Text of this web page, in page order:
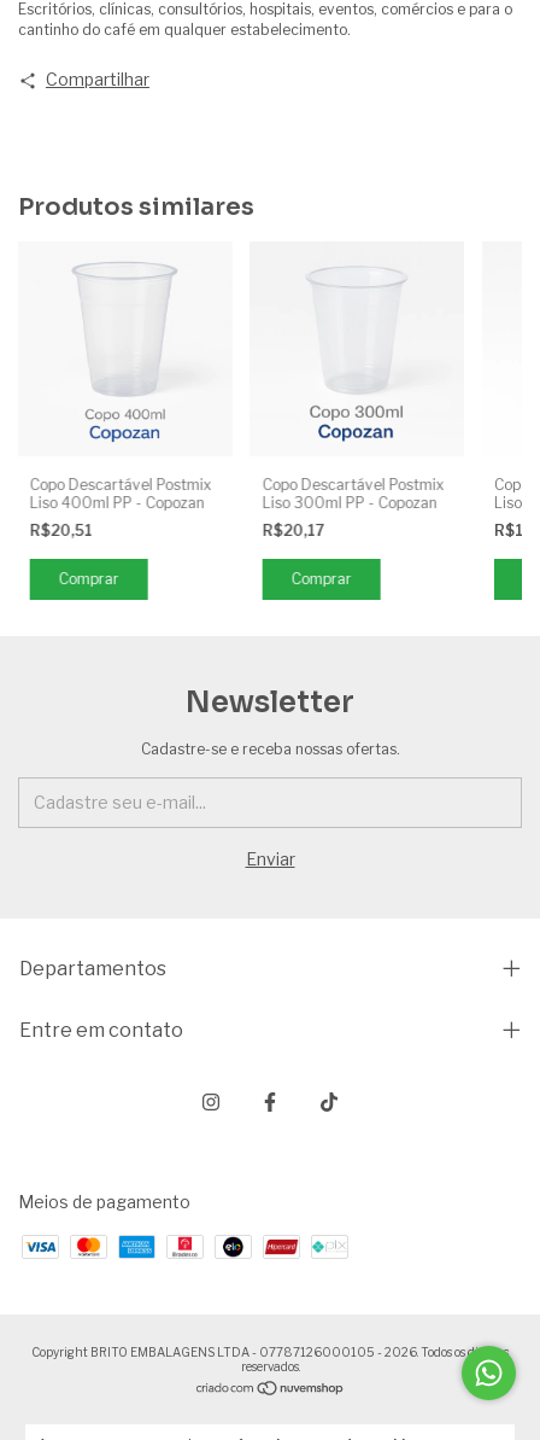
Escritórios, clínicas, consultórios, hospitais, eventos, comércios e para o
cantinho do café em qualquer estabelecimento.
Compartilhar
Produtos similares
Copo Descartável Postmix
Liso 400ml PP - Copozan
R$20,51
Comprar
Copo Descartável Postmix
Liso 300ml PP - Copozan
R$20,17
Comprar
Copo
Liso
Newsletter
Cadastre-se e receba nossas ofertas.
Departamentos
Entre em contato
Meios de pagamento
Copyright BRITO EMBALAGENS LTDA - 07787126000105 - 2026. Todos os direitos
reservados.